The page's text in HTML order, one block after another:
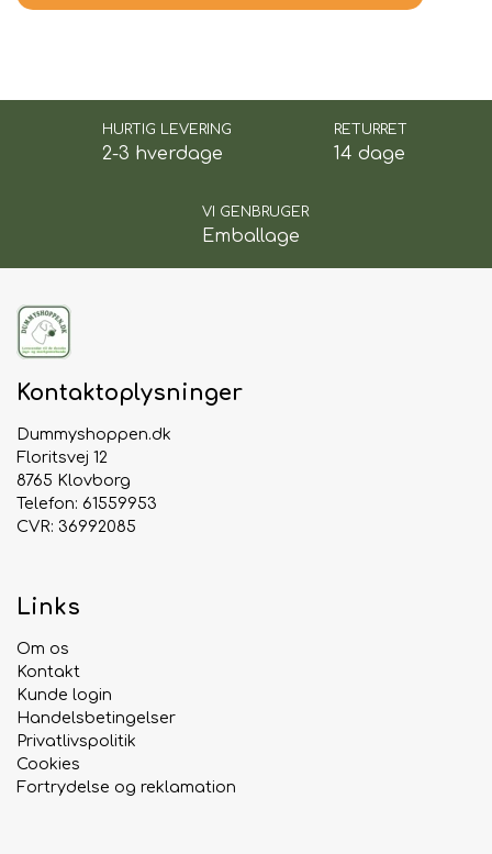
HURTIG LEVERING
2-3 hverdage
RETURRET
14 dage
VI GENBRUGER
Emballage
Kontaktoplysninger
Dummyshoppen.dk
Floritsvej 12
8765 Klovborg
Telefon: 61559953
CVR: 36992085
Links
Om os
Kontakt
Kunde login
Handelsbetingelser
Privatlivspolitik
Cookies
Fortrydelse og reklamation